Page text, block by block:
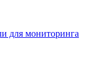
для мониторинга